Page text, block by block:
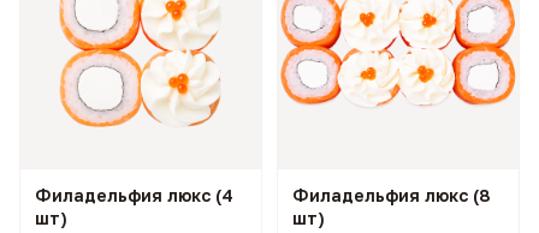
Филадельфия люкс (4
шт)
Филадельфия люкс (8
шт)